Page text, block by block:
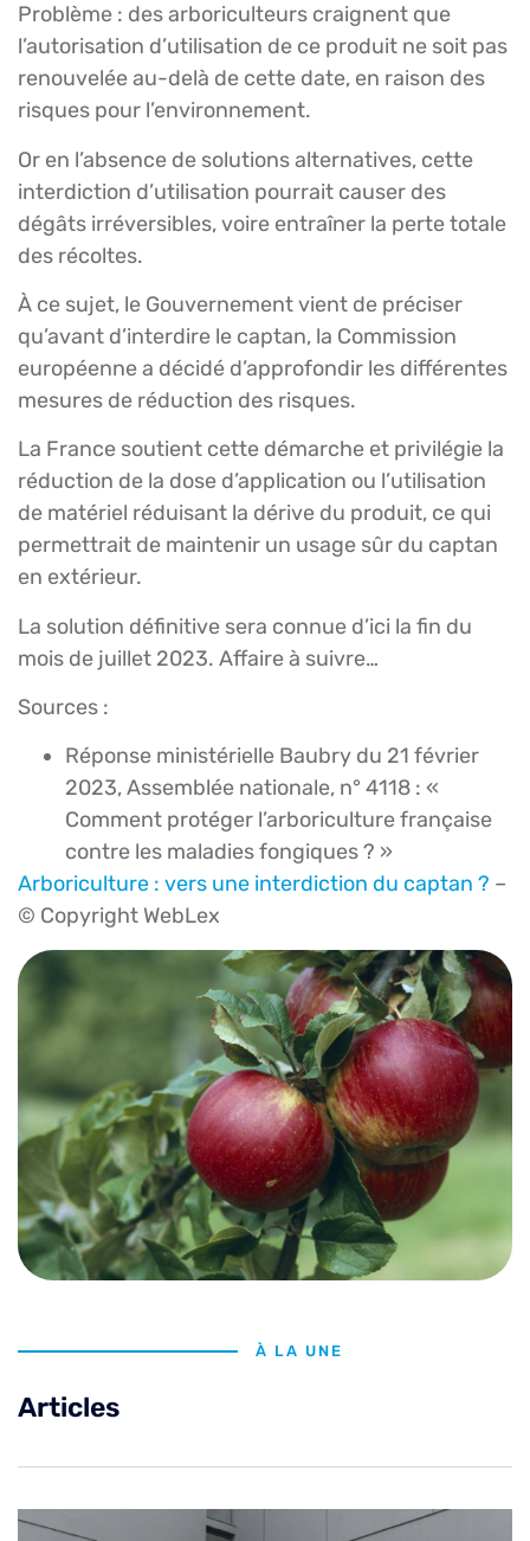
Problème : des arboriculteurs craignent que
l’autorisation d’utilisation de ce produit ne soit pas
renouvelée au-delà de cette date, en raison des
risques pour l’environnement.
Or en l’absence de solutions alternatives, cette
interdiction d’utilisation pourrait causer des
dégâts irréversibles, voire entraîner la perte totale
des récoltes.
À ce sujet, le Gouvernement vient de préciser
qu’avant d’interdire le captan, la Commission
européenne a décidé d’approfondir les différentes
mesures de réduction des risques.
La France soutient cette démarche et privilégie la
réduction de la dose d’application ou l’utilisation
de matériel réduisant la dérive du produit, ce qui
permettrait de maintenir un usage sûr du captan
en extérieur.
La solution définitive sera connue d’ici la fin du
mois de juillet 2023. Affaire à suivre…
Sources :
Réponse ministérielle Baubry du 21 février
2023, Assemblée nationale, n° 4118 : «
Comment protéger l’arboriculture française
contre les maladies fongiques ? »
Arboriculture : vers une interdiction du captan ? –
© Copyright WebLex
À LA UNE
Articles